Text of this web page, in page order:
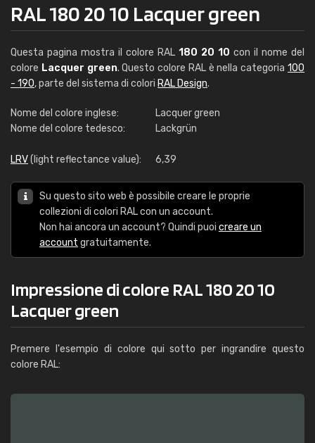
RAL 180 20 10 Lacquer green
Questa pagina mostra il colore RAL 180 20 10 con il nome del
colore Lacquer green. Questo colore RAL è nella categoria100
- 190, parte del sistema di colori RAL Design.
Nome del colore inglese:
Lacquer green
Nome del colore tedesco:
Lackgrün
LRV(light reflectance value): 6,39
Su questo sito web è possibile creare le proprie
collezioni di colori RAL con un account.
Non hai ancora un account? Quindi puoi creare un
account gratuitamente.
Impressione di colore RAL 180 20 10
Lacquer green
Premere l'esempio di colore qui sotto per ingrandire questo
colore RAL: